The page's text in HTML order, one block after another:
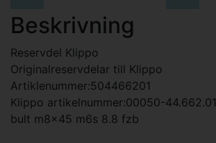
Beskrivning
Reservdel Klippo
Originalreservdelar till Klippo
Artiklenummer:504466201
Klippo artikelnummer:00050-44.662.01
bult m8x45 m6s 8.8 fzb